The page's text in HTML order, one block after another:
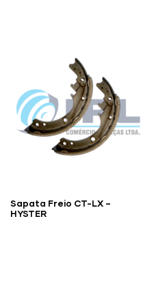
Sapata Freio CT-LX –
HYSTER